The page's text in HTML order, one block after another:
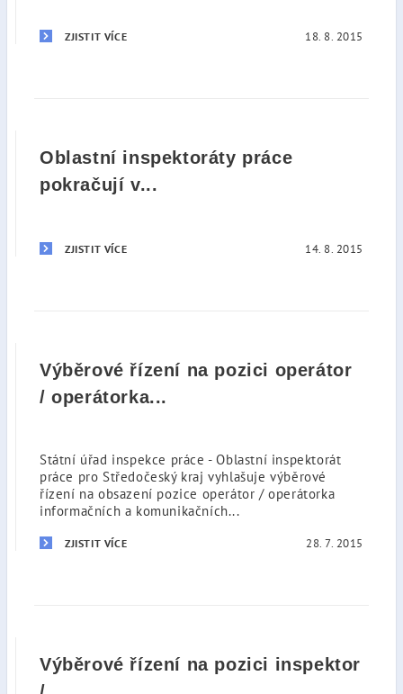
ZJISTIT VÍCE 18. 8. 2015
Oblastní inspektoráty práce
pokračují v...
ZJISTIT VÍCE 14. 8. 2015
Výběrové řízení na pozici operátor
/ operátorka...
Státní úřad inspekce práce - Oblastní inspektorát
práce pro Středočeský kraj vyhlašuje výběrové
řízení na obsazení pozice operátor / operátorka
informačních a komunikačních...
ZJISTIT VÍCE 28. 7. 2015
Výběrové řízení na pozici inspektor